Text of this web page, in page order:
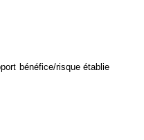
bénéfice/risque établie